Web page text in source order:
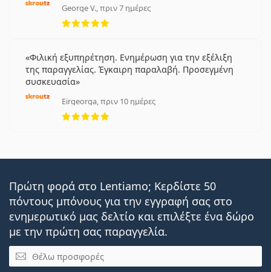
George V., πριν 7 ημέρες
5 αξιολογήσεις από 5
Φιλική εξυπηρέτηση. Ενημέρωση για την εξέλιξη
της παραγγελίας. Έγκαιρη παραλαβή. Προσεγμένη
συσκευασία
Eirgeorga, πριν 10 ημέρες
5 αξιολογήσεις από 5
Πρώτη φορά στο Lentiamo; Κερδίστε 50
πόντους μπόνους για την εγγραφή σας στο
ενημερωτικό μας δελτίο και επιλέξτε ένα δώρο
με την πρώτη σας παραγγελία.
Email